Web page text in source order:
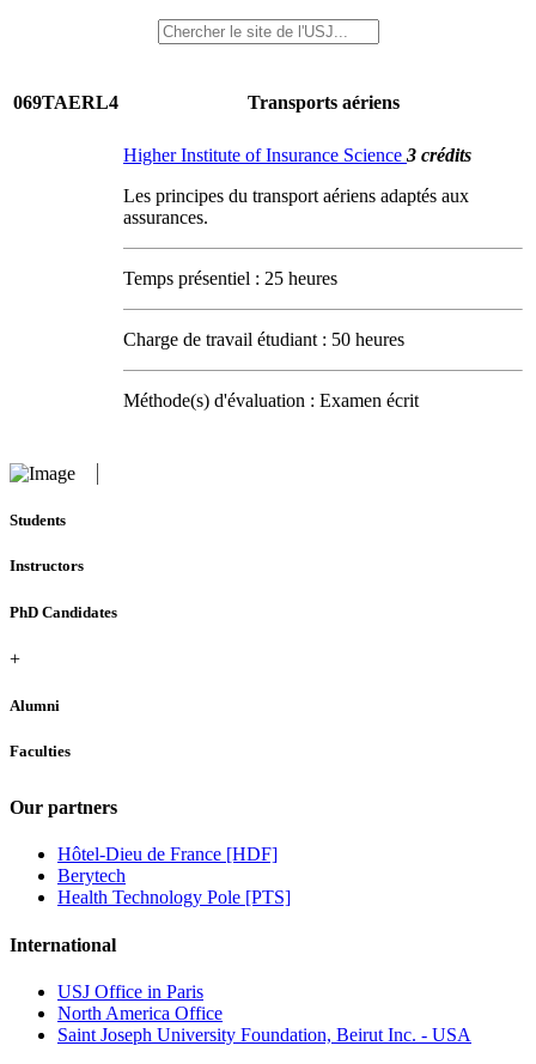
069TAERL4 Transports aériens
Higher Institute of Insurance Science 3 crédits
Les principes du transport aériens adaptés aux
assurances.
Temps présentiel : 25 heures
Charge de travail étudiant : 50 heures
Méthode(s) d'évaluation : Examen écrit
Students
Instructors
PhD Candidates
+
Alumni
Faculties
Our partners
Hôtel-Dieu de France [HDF]
Berytech
Health Technology Pole [PTS]
International
USJ Office in Paris
North America Office
Saint Joseph University Foundation, Beirut Inc. - USA